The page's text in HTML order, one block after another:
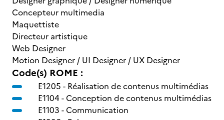
Concepteur multimedia
Maquettiste
Directeur artistique
Web Designer
Motion Designer / UI Designer / UX Designer
Code(s) ROME :
E1205 - Réalisation de contenus multimédias
E1104 -Conception de contenus multimédias
E1103 -Communication